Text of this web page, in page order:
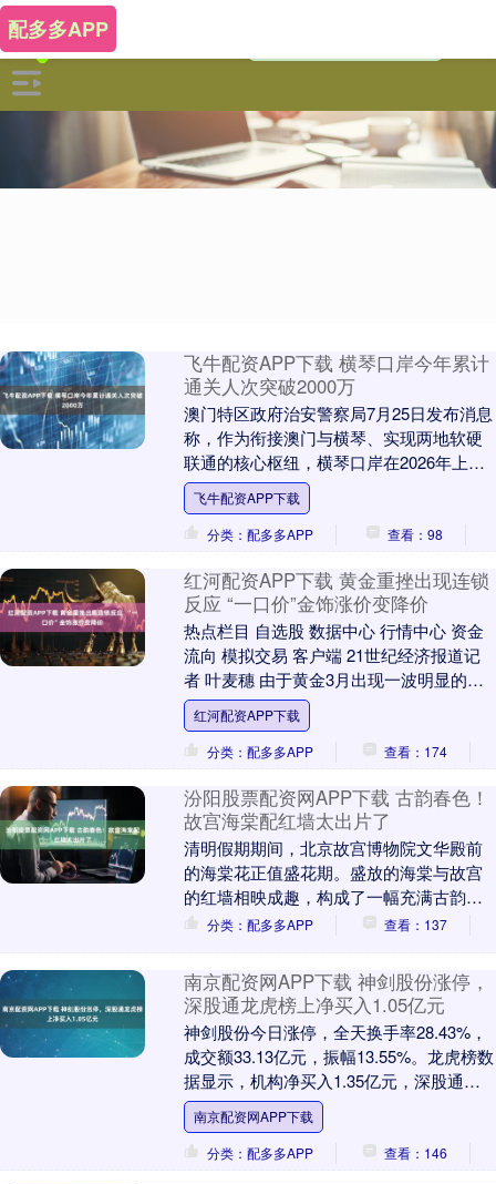
配多多APP
飞牛配资APP下载 横琴口岸今年累计
通关人次突破2000万
澳门特区政府治安警察局7月25日发布消息
称，作为衔接澳门与横琴、实现两地软硬
联通的核心枢纽，横琴口岸在2026年上半
年通关客流实现跨越式增长。截至7月24
日，年....
飞牛配资APP下载
分类：配多多APP
查看：98
红河配资APP下载 黄金重挫出现连锁
反应 “一口价”金饰涨价变降价
热点栏目 自选股 数据中心 行情中心 资金
流向 模拟交易 客户端 21世纪经济报道记
者 叶麦穗 由于黄金3月出现一波明显的下
调，黄金的涨幅一度转负，近期虽然再
度....
红河配资APP下载
分类：配多多APP
查看：174
汾阳股票配资网APP下载 古韵春色！
故宫海棠配红墙太出片了
清明假期期间，北京故宫博物院文华殿前
的海棠花正值盛花期。盛放的海棠与故宫
的红墙相映成趣，构成了一幅充满古韵的
春日画卷，景色令人沉醉。 这一景象被镜
分类：配多多APP 查看：137
南京配资网APP下载 神剑股份涨停，
深股通龙虎榜上净买入1.05亿元
神剑股份今日涨停，全天换手率28.43%，
成交额33.13亿元，振幅13.55%。龙虎榜数
据显示，机构净买入1.35亿元，深股通净
买入1.05亿元，营业部席位合....
南京配资网APP下载
分类：配多多APP
查看：146